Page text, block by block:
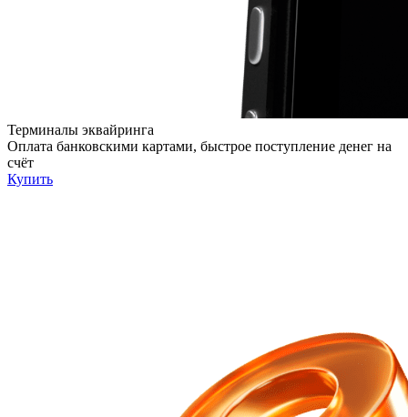
Терминалы эквайринга
Оплата банковскими картами, быстрое поступление денег на
счёт
Купить